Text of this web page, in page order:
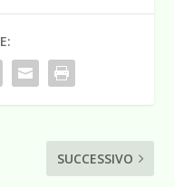
SUCCESSIVO